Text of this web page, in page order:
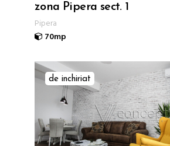
zona Pipera sect. 1
Pipera
70mp
de inchiriat